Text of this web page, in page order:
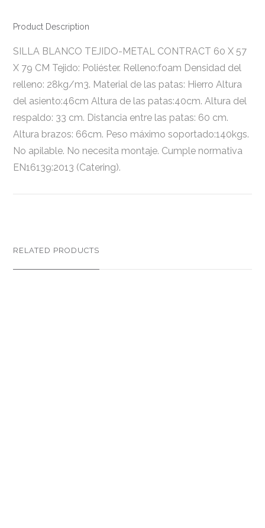
Product Description
SILLA BLANCO TEJIDO-METAL CONTRACT 60 X 57
X 79 CM Tejido: Poliéster. Relleno:foam Densidad del
relleno: 28kg/m3. Material de las patas: Hierro Altura
del asiento:46cm Altura de las patas:40cm. Altura del
respaldo: 33 cm. Distancia entre las patas: 60 cm.
Altura brazos: 66cm. Peso máximo soportado:140kgs.
No apilable. No necesita montaje. Cumple normativa
EN16139:2013 (Catering).
RELATED PRODUCTS